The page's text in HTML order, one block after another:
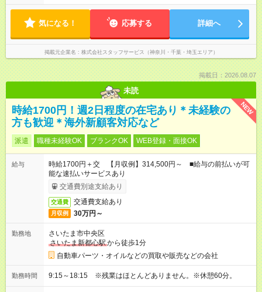
気になる！ 応募する 詳細へ
掲載元企業名 株式会社スタッフサービス（神奈川・千葉・埼玉エリア）
掲載日：2026.08.07
未読
NEW
時給1700円！週2日程度の在宅あり＊未経験の
方も歓迎＊海外新顧客対応など
派遣 職種未経験OK ブランクOK WEB登録・面接OK
給与
時給1700円＋交 【月収例】314,500円～ ■給与の前払いが可
能な速払いサービスあり
交通費別途支給あり
交通費 交通費支給あり
月収例 30万円～
勤務地
さいたま市中央区
さいたま新都心駅から徒歩1分
自動車パーツ・オイルなどの買取や販売などの会社
勤務時間 9:15～18:15 ※残業はほとんどありません。※休憩60分。